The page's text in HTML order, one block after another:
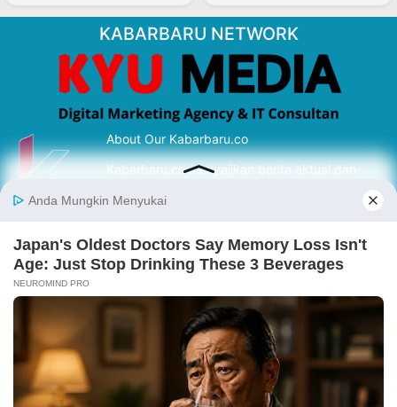
KABARBARU NETWORK
About Our Kabarbaru.co
Kabarbaru.co menyajikan berita aktual dan
serta terverifikasi dari sumber yang tepat.
Follow Kabarbaru
Kabarbaru.co